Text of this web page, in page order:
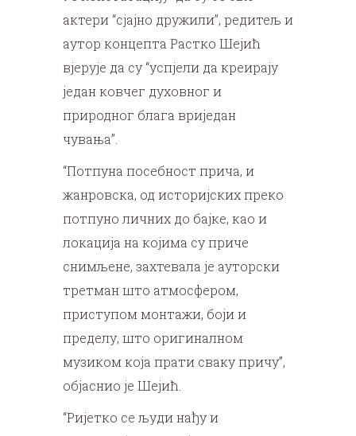
актери “сјајно дружили”, редитељ и
аутор концепта Растко Шејић
вјерује да су “успјели да креирају
један ковчег духовног и
природног блага вриједан
чувања”.
“Потпуна посебност прича, и
жанровска, од историјских преко
потпуно личних до бајке, као и
локација на којима су приче
снимљене, захтевала је ауторски
третман што атмосфером,
приступом монтажи, боји и
пределу, што оригиналном
музиком која прати сваку причу”,
објаснио је Шејић.
“Ријетко се људи нађу и